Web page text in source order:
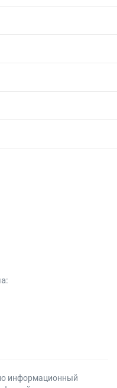
информационный